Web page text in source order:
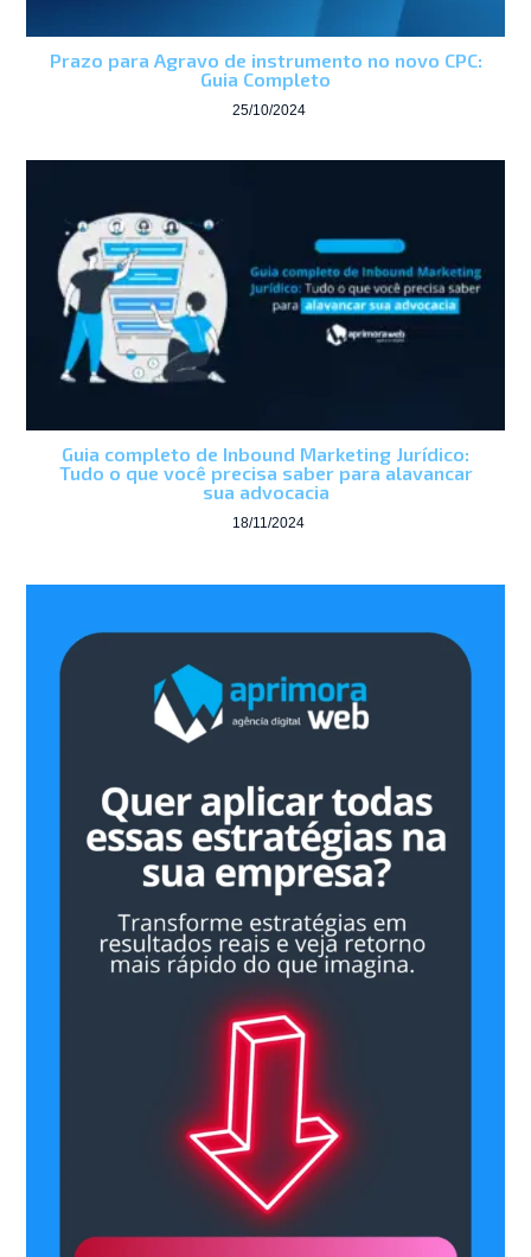
Prazo para Agravo de instrumento no novo CPC:
Guia Completo
25/10/2024
Guia completo de Inbound Marketing Jurídico:
Tudo o que você precisa saber para alavancar
sua advocacia
18/11/2024